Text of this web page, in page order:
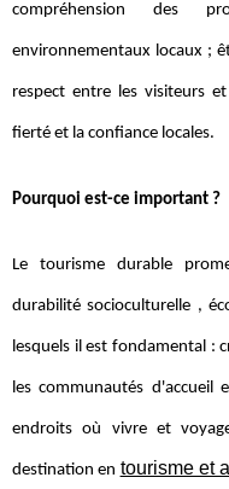
compréhension des
environnementaux locaux ;
respect entre les visiteurs
fierté et la confiance locales.
Pourquoi est-ce important ?
Le tourisme durable
durabilité socioculturelle ,
lesquels il est fondamental :
les communautés d'accueil
endroits où vivre et
destination en tourisme et